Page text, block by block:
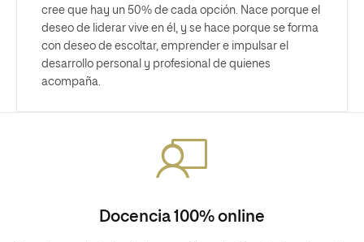
cree que hay un 50% de cada opción. Nace porque el
deseo de liderar vive en él, y se hace porque se forma
con deseo de escoltar, emprender e impulsar el
desarrollo personal y profesional de quienes
acompaña.
Docencia 100% online